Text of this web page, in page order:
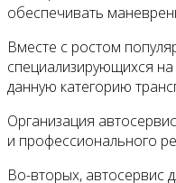
обеспечивать
Вместе с ростом
специализирующихся
данную категорию
Организация
и профессионального
Во-вторых, автосервис